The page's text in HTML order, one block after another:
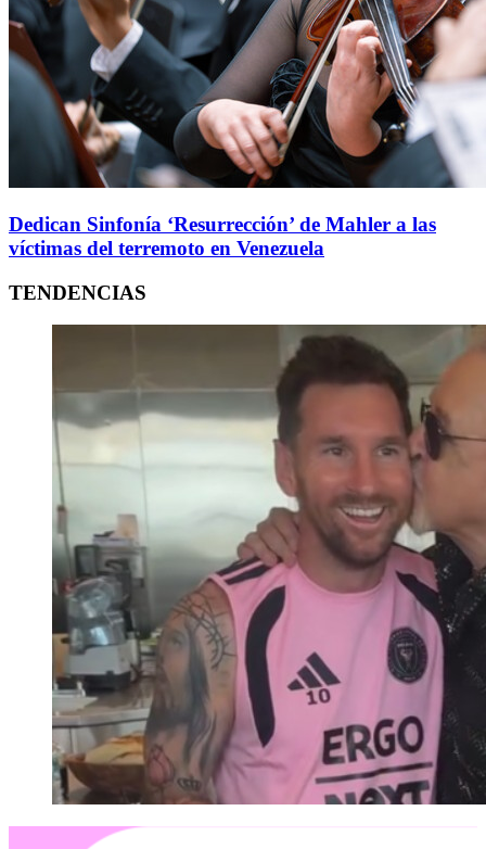
Dedican Sinfonía ‘Resurrección’ de Mahler a las
víctimas del terremoto en Venezuela
TENDENCIAS